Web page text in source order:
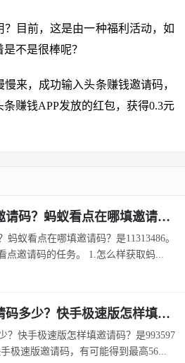
目前，这是由一种福利活动，如
不是很棒呢？
来，成功输入头条赚钱邀请码，
赚钱APP发放的红包，获得0.3元
怎么样获取蚂蚁看点邀请码？蚂蚁看点在哪填邀请码？
蚁看点在哪填邀请码？是11313486。
点邀请码的任务。 1.怎么样获取蚂...
快手极速版高质量邀请码多少？快手极速版怎样填邀请码？
？快手极速版怎样填邀请码？是993597
极速版邀请码，有可能得到最高56...